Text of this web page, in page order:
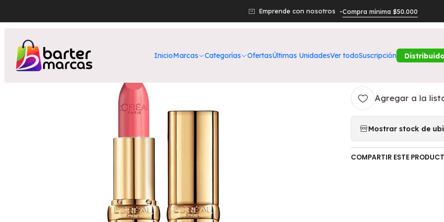
InicioMarcas Categorías OfertasÚltimas UnidadesVer todoSuscripción
Emprende con nosotros -Compra mínima $50.000
Nuestros Productos Belleza Labios Labial Color Roche 378 Velvet
Labial Color
L'ORÉAL
Agregar a la
Mostrar stock de
COMPARTIR ESTE